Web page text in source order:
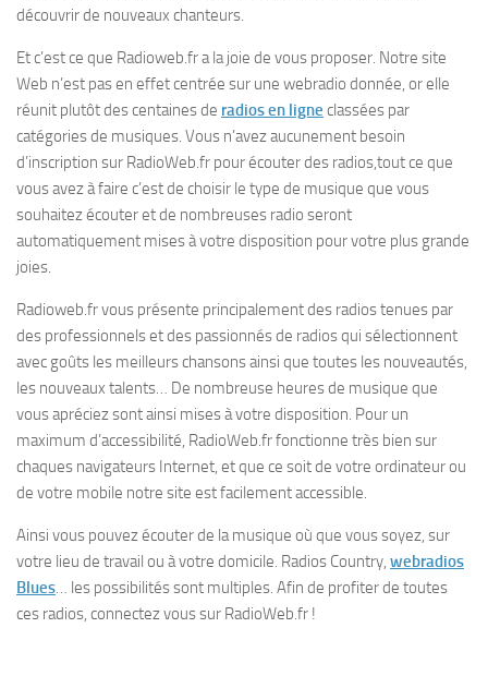
découvrir de nouveaux chanteurs.
Et c’est ce que Radioweb.fr a la joie de vous proposer. Notre site
Web n’est pas en effet centrée sur une webradio donnée, or elle
réunit plutôt des centaines de radios en ligne classées par
catégories de musiques. Vous n’avez aucunement besoin
d’inscription sur RadioWeb.fr pour écouter des radios,tout ce que
vous avez à faire c’est de choisir le type de musique que vous
souhaitez écouter et de nombreuses radio seront
automatiquement mises à votre disposition pour votre plus grande
joies.
Radioweb.fr vous présente principalement des radios tenues par
des professionnels et des passionnés de radios qui sélectionnent
avec goûts les meilleurs chansons ainsi que toutes les nouveautés,
les nouveaux talents… De nombreuse heures de musique que
vous apréciez sont ainsi mises à votre disposition. Pour un
maximum d’accessibilité, RadioWeb.fr fonctionne très bien sur
chaques navigateurs Internet, et que ce soit de votre ordinateur ou
de votre mobile notre site est facilement accessible.
Ainsi vous pouvez écouter de la musique où que vous soyez, sur
votre lieu de travail ou à votre domicile. Radios Country, webradios
Blues… les possibilités sont multiples. Afin de profiter de toutes
ces radios, connectez vous sur RadioWeb.fr !